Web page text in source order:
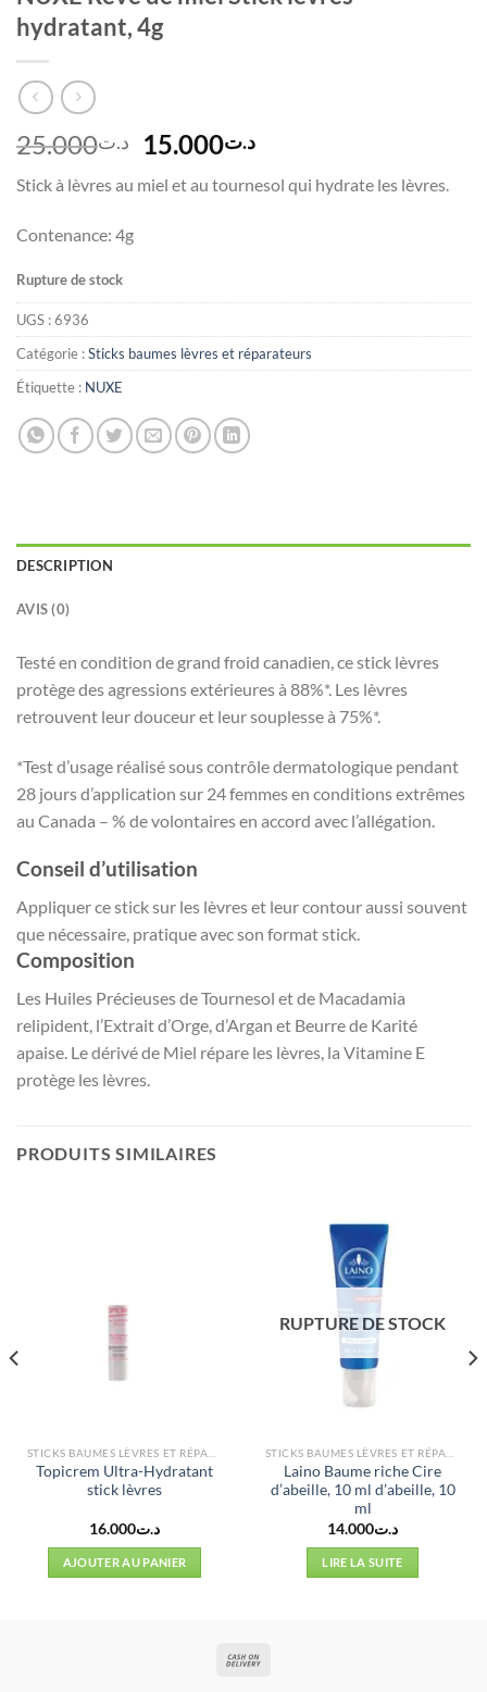
hydratant, 4g
د.ت25.000
Le
initial
د.ت15.000
Le
actuel
Stick à lèvres au miel et au tournesol qui hydrate les lèvres.
Contenance: 4g
Rupture de stock
UGS :6936
Catégorie :Sticks baumes lèvres et réparateurs
Étiquette : NUXE
DESCRIPTION
AVIS (0)
Testé en condition de grand froid canadien, ce stick lèvres
protège des agressions extérieures à 88%*. Les lèvres
retrouvent leur douceur et leur souplesse à 75%*.
*Test d’usage réalisé sous contrôle dermatologique pendant
28 jours d’application sur 24 femmes en conditions extrêmes
au Canada – % de volontaires en accord avec l’allégation.
Conseil d’utilisation
Appliquer ce stick sur les lèvres et leur contour aussi souvent
que nécessaire, pratique avec son format stick.
Composition
Les Huiles Précieuses de Tournesol et de Macadamia
relipident, l’Extrait d’Orge, d’Argan et Beurre de Karité
apaise. Le dérivé de Miel répare les lèvres, la Vitamine E
protège les lèvres.
PRODUITS SIMILAIRES
STICKS BAUMES LÈVRES ET RÉPARATEURS
Topicrem Ultra-Hydratant
stick lèvres
د.ت16.000
AJOUTER AU PANIER
RUPTURE DE STOCK
STICKS BAUMES LÈVRES ET RÉPARATEURS
Laino Baume riche Cire
d’abeille, 10 ml d’abeille, 10
ml
د.ت14.000
LIRE LA SUITE